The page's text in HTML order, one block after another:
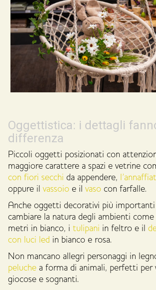
Oggettistica: i dettagli
differenza
Piccoli oggetti posizionati con
maggiore carattere a spazi e vetrine
con fiori secchi da appendere,
oppure il vassoio e il vaso con farfalle.
Anche oggetti decorativi più importanti
cambiare la natura degli ambienti come
metri in bianco, i tulipani in feltro e il
con luci led in bianco e rosa.
Non mancano allegri personaggi in
peluche a forma di animali, perfetti per
giocose e sognanti.